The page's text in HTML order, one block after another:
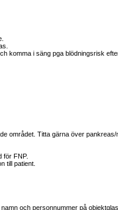
komma i säng pga blödningsrisk
området. Titta gärna över pankreas/
för FNP.
till patient.
och personnummer på objektglas.